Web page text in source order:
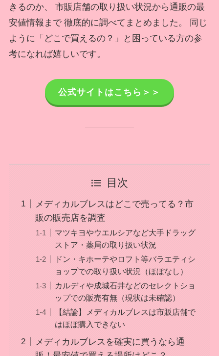
きるのか、 市販店舗の取り扱い状況から通販の最
安値情報まで 徹底的に調べてまとめました。 同じ
ように「どこで買えるの？」と困っている方の参
考になれば嬉しいです。
公式サイトはこちら＞＞
目次
メディカルブレスはどこで売ってる？市
販の販売店を調査
マツキヨやウエルシアなど大手ドラッグ
ストア・薬局の取り扱い状況
ドン・キホーテやロフト等バラエティシ
ョップでの取り扱い状況（ほぼなし）
カルディや成城石井などのセレクトショ
ップでの販売有無（現状は未確認）
【結論】メディカルブレスは市販店舗で
はほぼ購入できない
メディカルブレスを確実に買うなら通